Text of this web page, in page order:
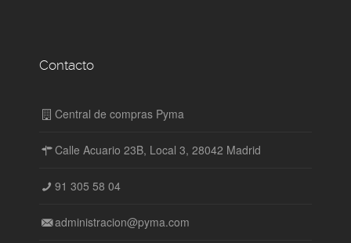
Contacto
Central de compras Pyma
Calle Acuario 23B, Local 3, 28042 Madrid
91 305 58 04
administracion@pyma.com